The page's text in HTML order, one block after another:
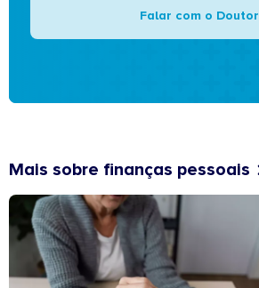
Falar com o Doutor
Mais sobre finanças pessoais